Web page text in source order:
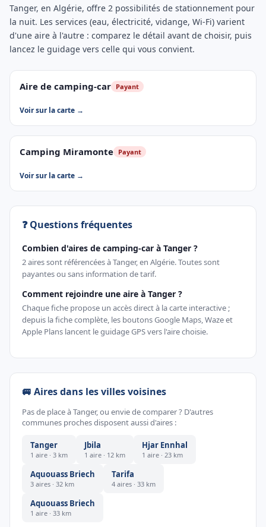
Tanger, en Algérie, offre 2 possibilités de stationnement pour
la nuit. Les services (eau, électricité, vidange, Wi-Fi) varient
d'une aire à l'autre : comparez le détail avant de choisir, puis
lancez le guidage vers celle qui vous convient.
Aire de camping-car Payant
Voir sur la carte →
Camping Miramonte Payant
Voir sur la carte →
❓ Questions fréquentes
Combien d'aires de camping-car à Tanger ?
2 aires sont référencées à Tanger, en Algérie. Toutes sont
payantes ou sans information de tarif.
Comment rejoindre une aire à Tanger ?
Chaque fiche propose un accès direct à la carte interactive ;
depuis la fiche complète, les boutons Google Maps, Waze et
Apple Plans lancent le guidage GPS vers l'aire choisie.
🚐 Aires dans les villes voisines
Pas de place à Tanger, ou envie de comparer ? D'autres
communes proches disposent aussi d'aires :
Tanger
1 aire · 3 km
Jbila
1 aire · 12 km
Hjar Ennhal
1 aire · 23 km
Aquouass Briech
3 aires · 32 km
Tarifa
4 aires · 33 km
Aquouass Briech
1 aire · 33 km